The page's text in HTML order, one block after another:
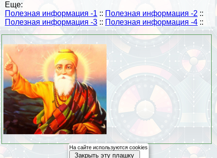
Еще:
Полезная информация -1 :: Полезная информация -2 ::
Полезная информация -3 :: Полезная информация -4 ::
На сайте используются cookies
Закрыть эту плашку